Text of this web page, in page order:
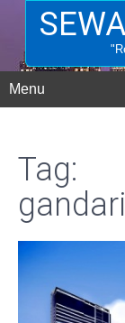
Menu
Tag: